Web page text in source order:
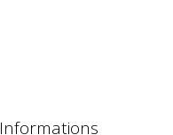
Informations